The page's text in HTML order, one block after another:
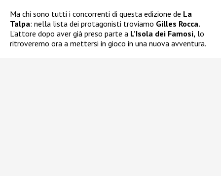
Ma chi sono tutti i concorrenti di questa edizione de La
Talpa: nella lista dei protagonisti troviamo Gilles Rocca.
L’attore dopo aver già preso parte a L’Isola dei Famosi, lo
ritroveremo ora a mettersi in gioco in una nuova avventura.